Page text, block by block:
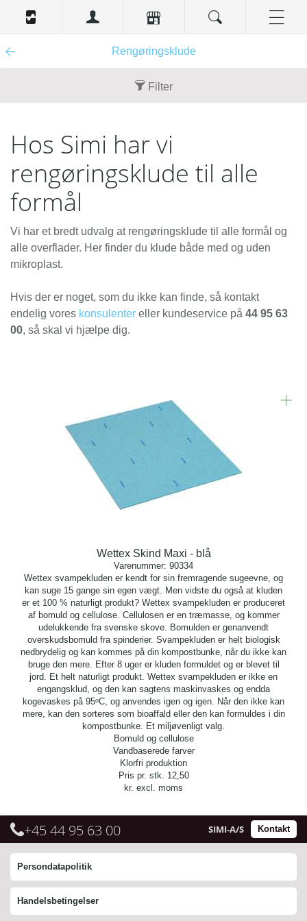
Rengøringsklude
Filter
Nej (1)
Hos Simi har vi
rengøringsklude til alle
formål
Vi har et bredt udvalg at rengøringsklude til alle formål og
alle overflader. Her finder du klude både med og uden
mikroplast.
Hvis der er noget, som du ikke kan finde, så kontakt
endelig vores konsulenter eller kundeservice på 44 95 63
00, så skal vi hjælpe dig.
Wettex Skind Maxi - blå
Varenummer: 90334
Wettex svampekluden er kendt for sin fremragende sugeevne, og
kan suge 15 gange sin egen vægt. Men vidste du også at kluden
er et 100 % naturligt produkt? Wettex svampekluden er produceret
af bomuld og cellulose. Cellulosen er en træmasse, og kommer
udelukkende fra svenske skove. Bomulden er genanvendt
overskudsbomuld fra spinderier. Svampekluden er helt biologisk
nedbrydelig og kan kommes på din kompostbunke, når du ikke kan
bruge den mere. Efter 8 uger er kluden formuldet og er blevet til
jord. Et helt naturligt produkt. Wettex svampekluden er ikke en
engangsklud, og den kan sagtens maskinvaskes og endda
kogevaskes på 95ᵒC, og anvendes igen og igen. Når den ikke kan
mere, kan den sorteres som bioaffald eller den kan formuldes i din
kompostbunke. Et miljøvenligt valg.
Bomuld og cellulose
Vandbaserede farver
Klorfri produktion
Pris pr. stk. 12,50
kr. excl. moms
+45 44 95 63 00 Kontakt
SIMI-A/S
Persondatapolitik
Handelsbetingelser